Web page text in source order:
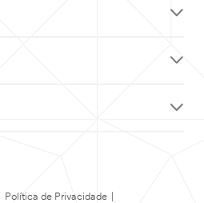
Política de Privacidade